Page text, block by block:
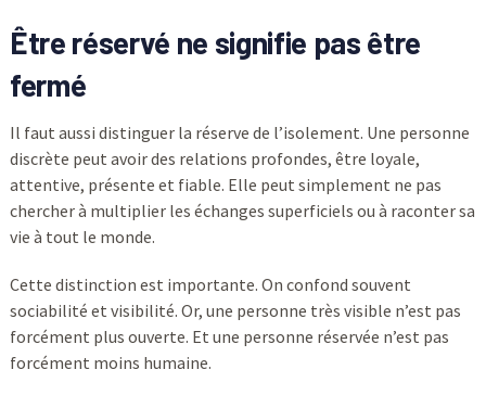
Être réservé ne signifie pas être
fermé
Il faut aussi distinguer la réserve de l’isolement. Une personne
discrète peut avoir des relations profondes, être loyale,
attentive, présente et fiable. Elle peut simplement ne pas
chercher à multiplier les échanges superficiels ou à raconter sa
vie à tout le monde.
Cette distinction est importante. On confond souvent
sociabilité et visibilité. Or, une personne très visible n’est pas
forcément plus ouverte. Et une personne réservée n’est pas
forcément moins humaine.